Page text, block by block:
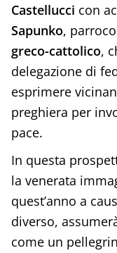
Castellucci con
Sapunko,
greco-cattolico,
delegazione di
esprimere
preghiera per
pace.
In questa
la venerata
quest’anno a
diverso,
come un